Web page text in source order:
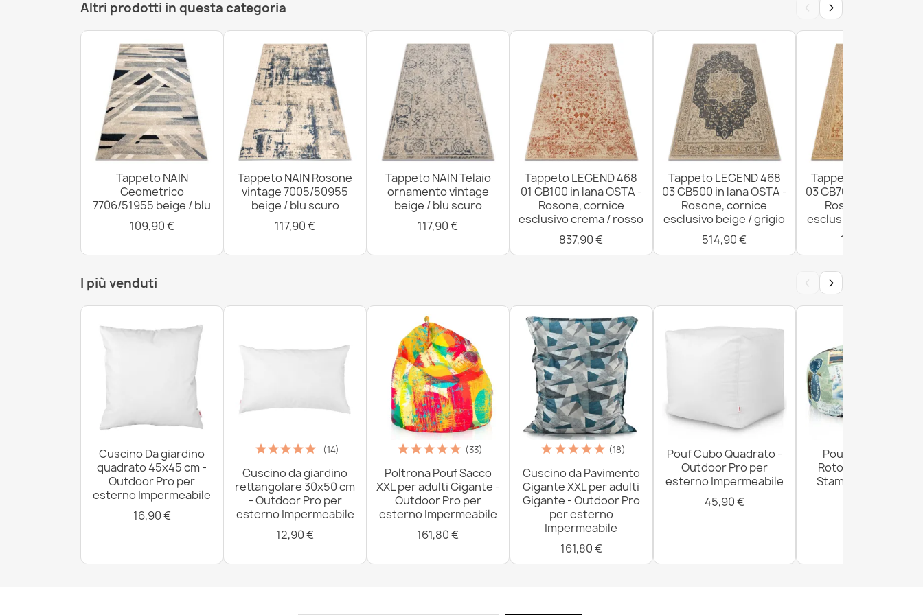
Tappeto SOHO 477.01.LA502 Lana OSTA - Ornamento,
rosetta naturale verde / blu
837,90 €
Tappeto SOHO 477.27.LA500 lana OSTA - Rombi, cornice
geometrico verde naturale / blu
121,90 €
837,90 €
Altri prodotti in questa categoria ‹ ›
Tappeto NAIN
Geometrico
7706/51955 beige / blu
109,90 €
Tappeto NAIN Rosone
vintage 7005/50955
beige / blu scuro
117,90 €
Tappeto NAIN Telaio
ornamento vintage
beige / blu scuro
117,90 €
Tappeto LEGEND 468
01 GB100 in lana OSTA -
Rosone, cornice
esclusivo crema / rosso
837,90 €
Tappeto LEGEND 468
03 GB500 in lana OSTA -
Rosone, cornice
esclusivo beige / grigio
514,90 €
Tappeto LEGEND
03 GB700 in lana
Rosone, cornice
esclusivo beige /
1.020,90 €
I più venduti ‹ ›
Cuscino Da giardino
quadrato 45x45 cm -
Outdoor Pro per
esterno Impermeabile
16,90 €
(14)
Cuscino da giardino
rettangolare 30x50 cm
- Outdoor Pro per
esterno Impermeabile
12,90 €
(33)
Poltrona Pouf Sacco
XXL per adulti Gigante -
Outdoor Pro per
esterno Impermeabile
161,80 €
(18)
Cuscino da Pavimento
Gigante XXL per adulti
Gigante - Outdoor Pro
per esterno
Impermeabile
161,80 €
Pouf Cubo Quadrato -
Outdoor Pro per
esterno Impermeabile
45,90 €
Pouf Poggiapiedi
Rotondo - Tessuto
Stampato Premium